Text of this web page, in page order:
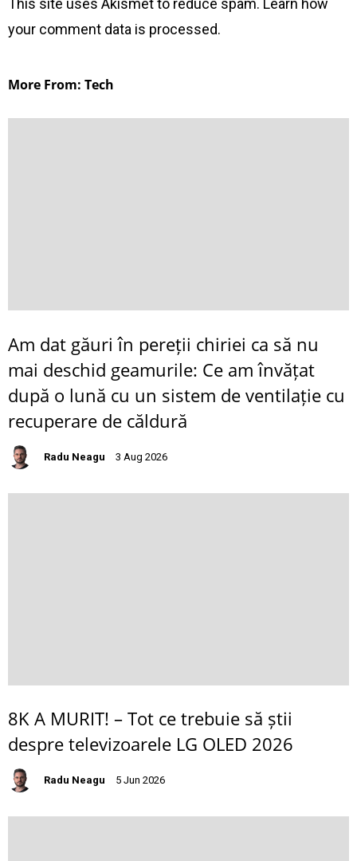
This site uses Akismet to reduce spam. Learn how
your comment data is processed.
More From: Tech
Am dat găuri în pereții chiriei ca să nu
mai deschid geamurile: Ce am învățat
după o lună cu un sistem de ventilație cu
recuperare de căldură
Radu Neagu 3 Aug 2026
8K A MURIT! – Tot ce trebuie să știi
despre televizoarele LG OLED 2026
Radu Neagu 5 Jun 2026